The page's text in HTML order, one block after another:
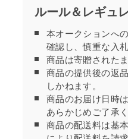
ルール＆レギュ
本オークションへ
確認し、慎重な入
商品は寄贈された
商品の提供後の返
しかねます。
商品のお届け日時
あらかじめご了承
商品の配送料は基